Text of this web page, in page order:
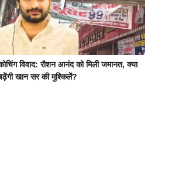
विवाद: रौशन आनंद को मिली जमानत, क्या
खान सर की मुश्किलें?